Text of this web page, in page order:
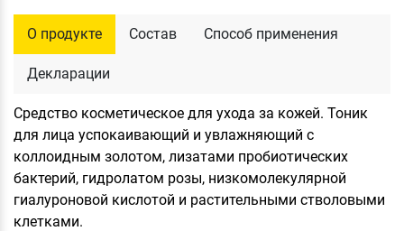
О продукте Состав Способ применения
Декларации
Средство косметическое для ухода за кожей. Тоник
для лица успокаивающий и увлажняющий с
коллоидным золотом, лизатами пробиотических
бактерий, гидролатом розы, низкомолекулярной
гиалуроновой кислотой и растительными стволовыми
клетками.